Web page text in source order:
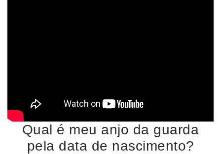
Qual é meu anjo da guarda
pela data de nascimento?